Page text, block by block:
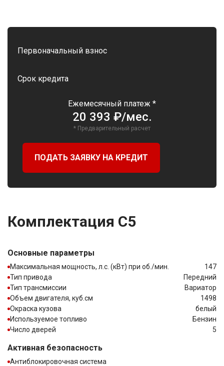
Первоначальный взнос
Срок кредита
Ежемесячный платеж *
20 393 ₽/мес.
* Предварительный расчет
ПОДАТЬ ЗАЯВКУ НА КРЕДИТ
Комплектация C5
Основные параметры
Максимальная мощность, л.с. (кВт) при об./мин.
147
Тип привода
Передний
Тип трансмиссии
Вариатор
Объем двигателя, куб.см
1498
Окраска кузова
белый
Используемое топливо
Бензин
Число дверей
5
Активная безопасность
Антиблокировочная система